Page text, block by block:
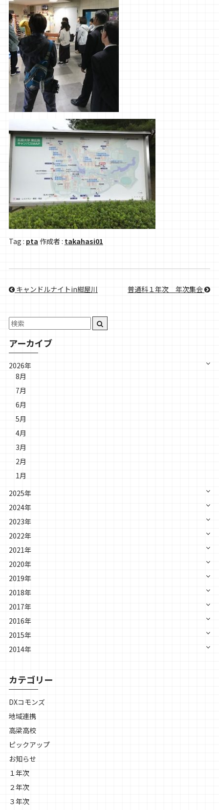
Tag : pta 作成者 : takahasi01
キャンドルナイトin紺屋川 普通科１年次＿年次集会
アーカイブ
2026年
8月
7月
6月
5月
4月
3月
2月
1月
2025年
2024年
2023年
2022年
2021年
2020年
2019年
2018年
2017年
2016年
2015年
2014年
カテゴリー
DXコモンズ
地域連携
高梁高校
ピックアップ
お知らせ
１年次
２年次
３年次